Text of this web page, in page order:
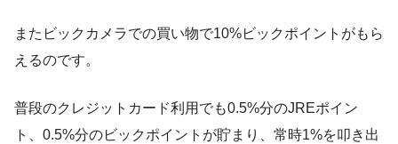
またビックカメラでの買い物で10%ビックポイントがもら
えるのです。
普段のクレジットカード利用でも0.5%分のJREポイン
ト、0.5%分のビックポイントが貯まり、常時1%を叩き出